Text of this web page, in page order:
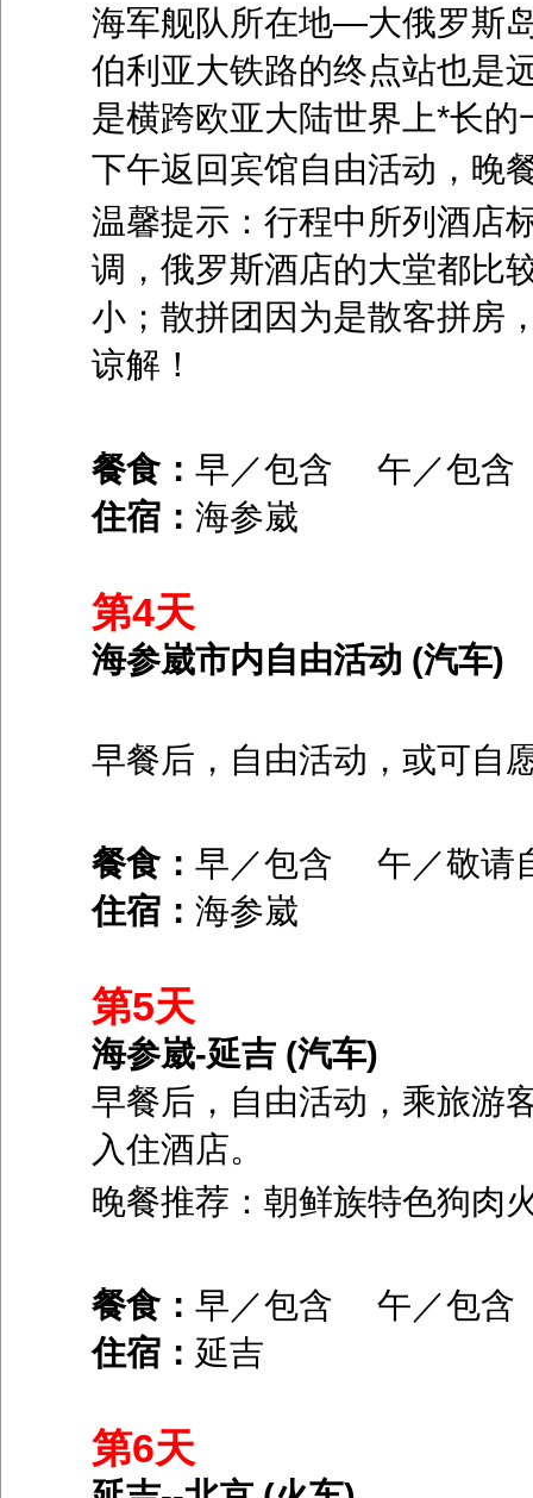
海军舰队所在地—大俄罗斯
伯利亚大铁路的终点站也是
是横跨欧亚大陆世界上*长的
下午返回宾馆自由活动，晚
温馨提示：行程中所列酒店
调，俄罗斯酒店的大堂都比
小；散拼团因为是散客拼房
谅解！
餐食： 早／包含 午／包
住宿： 海参崴
第4天
海参崴市内自由活动 (汽车)
早餐后，自由活动，或可自
餐食： 早／包含 午／敬
住宿： 海参崴
第5天
海参崴-延吉 (汽车)
早餐后，自由活动，乘旅游
入住酒店。
晚餐推荐：朝鲜族特色狗肉
餐食： 早／包含 午／包
住宿： 延吉
第6天